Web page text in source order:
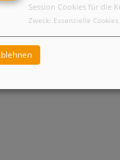
11:00 - 12:00 Uhr
Session Cookies für die
Zweck: Essenzielle Cookies